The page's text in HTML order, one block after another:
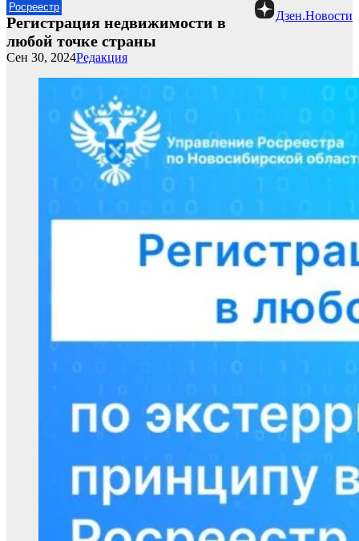
Росреестр
Дзен.Новости
Регистрация недвижимости в
любой точке страны
Редакция
Сен 30, 2024